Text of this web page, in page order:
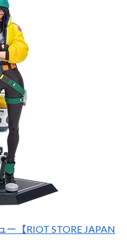
【RIOT STORE JAPAN